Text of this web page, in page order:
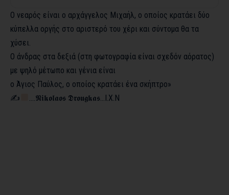
Ο νεαρός είναι ο αρχάγγελος Μιχαήλ, ο οποίος κρατάει δύο
κύπελλα οργής στο αριστερό του χέρι και σύντομα θα τα
χύσει.
Ο άνδρας στα δεξιά (στη φωτογραφία είναι σχεδόν αόρατος)
με ψηλό μέτωπο και γένια είναι
ο Άγιος Παύλος, ο οποίος κρατάει ένα σκήπτρο»
✍
𝕹𝖎𝖐𝖔𝖑𝖆𝖔𝖘 𝕯𝖗𝖔𝖚𝖌𝖐𝖆𝖘 …Ι.Χ.Ν